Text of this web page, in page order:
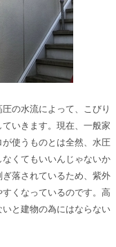
圧の水流によって、 こびり
いきます。 現在、一般家
使うものとは全然、水圧
くてもいいんじゃないか
落されているため、紫外
くなっているのです。高
と建物の為にはならない